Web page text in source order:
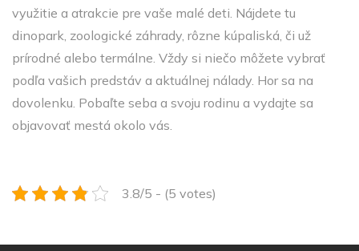
využitie a atrakcie pre vaše malé deti. Nájdete tu
dinopark, zoologické záhrady, rôzne kúpaliská, či už
prírodné alebo termálne. Vždy si niečo môžete vybrať
podľa vašich predstáv a aktuálnej nálady. Hor sa na
dovolenku. Pobaľte seba a svoju rodinu a vydajte sa
objavovať mestá okolo vás.
3.8/5 - (5 votes)